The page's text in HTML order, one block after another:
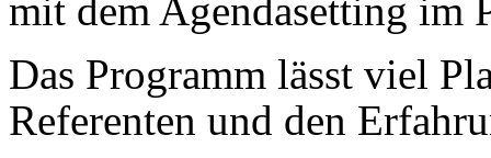
mit dem Agendasetting im
Das Programm lässt viel
Referenten und den